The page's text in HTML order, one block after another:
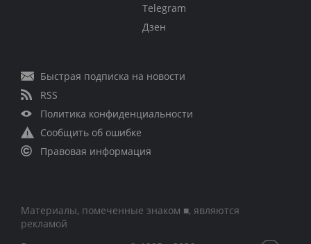
Telegram
Дзен
Быстрая подписка на новости
RSS
Политика конфиденциальности
Сообщить об ошибке
Правовая информация
Материалы, помеченные знаком ■, являются
рекламой